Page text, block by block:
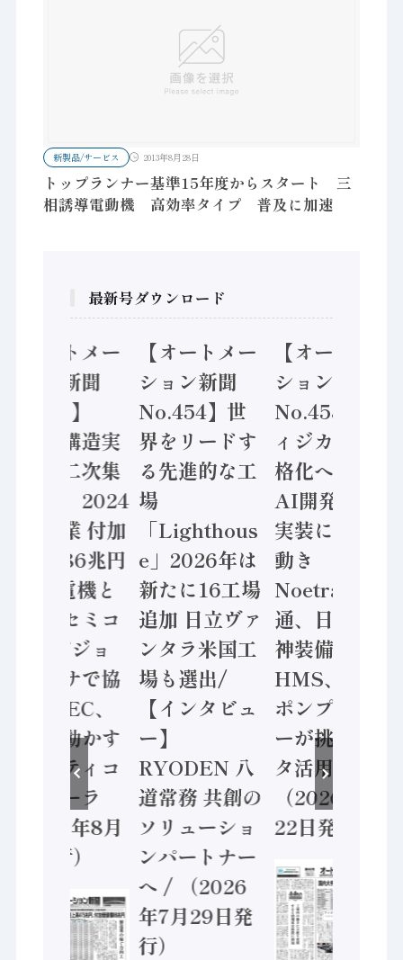
新製品/サービス 2013年8月28日
トップランナー基準15年度からスタート 三
相誘導電動機 高効率タイプ 普及に加速
最新号ダウンロード
【オートメー
ション新聞
No.455】
「経済構造実
態調査二次集
計結果」2024
年製造業 付加
価値額86兆円
/ 三菱電機と
ソニーセミコ
ン AIビジョ
ンセンサで協
業 / IDEC、
安全に動かす
セーフティコ
ントローラ
（2026年8月
5日発行）
【オートメー
ション新聞
No.454】世
界をリードす
る先進的な工
場
「Lighthous
e」2026年は
新たに16工場
追加 日立ヴァ
ンタラ米国工
場も選出/
【インタビュ
ー】
RYODEN 八
道常務 共創の
ソリューショ
ンパートナー
へ / （2026
年7月29日発
行）
【オートメー
ション新聞
No.453】フ
ィジカルAI本
格化へ 国産
AI開発や社会
実装に活発な
動き
Noetra、富士
通、日立 / 兵
神装備 ×
HMS、老舗
ポンプメーカ
ーが挑むデー
タ活用 など
（2026年7月
22日発行）